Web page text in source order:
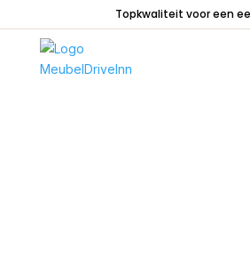
Topkwaliteit voor een
Zitmeubelen/
hoekbank Harderwijk Ribstof